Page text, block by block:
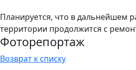
Планируется, что в дальнейшем
территории продолжится с
Фоторепортаж
Возврат к списку